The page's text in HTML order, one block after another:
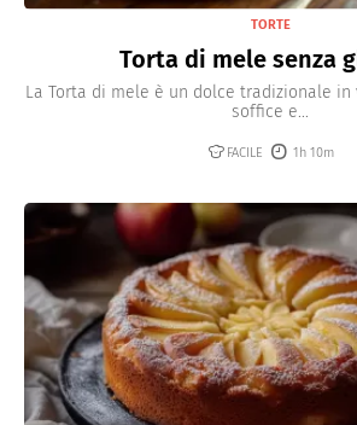
TORTE
Torta di mele senza
La Torta di mele è un dolce tradizionale
soffice e...
FACILE 1h 10m